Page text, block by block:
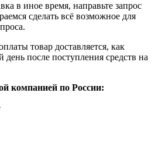
в иное время, направьте запрос
сделать всё возможное для
товар доставляется, как
после поступления средств на
компанией по России: